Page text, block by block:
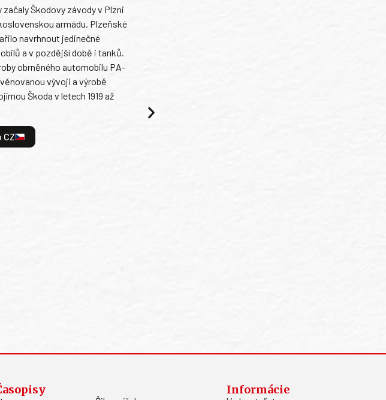
Škodovy závody v Plzni
armádu. Plzeňské
navrhnout jedinečné
a v pozdější době i tanků.
obrněného automobilu PA-
vývoji a výrobě
Škoda v letech 1919 až
CZ
Informácie